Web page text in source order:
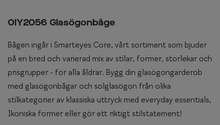
0IY2056 Glasögonbåge
Bågen ingår i Smarteyes Core, vårt sortiment som bjuder
på en bred och varierad mix av stilar, former, storlekar och
prisgrupper - för alla åldrar. Bygg din glasögongarderob
med glasögonbågar och solglasögon från olika
stilkategorier av klassiska uttryck med everyday essentials,
Ikoniska former eller gör ett riktigt stilstatement!